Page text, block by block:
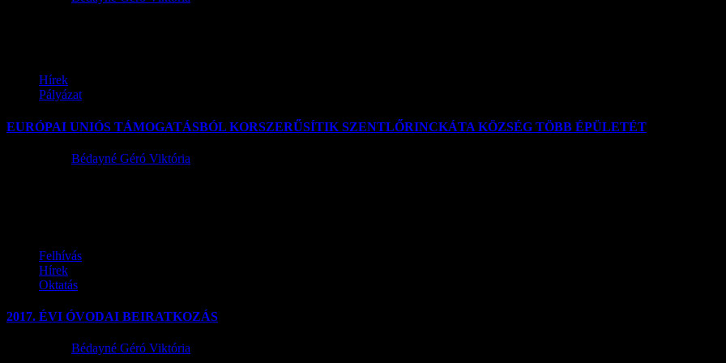
Hírek
Pályázat
EURÓPAI UNIÓS TÁMOGATÁSBÓL KORSZERŰSÍTIK SZENTLŐRINCKÁTA KÖZSÉG TÖBB ÉPÜLETÉT
Bédayné Géró Viktória
Felhívás
Hírek
Oktatás
2017. ÉVI ÓVODAI BEIRATKOZÁS
Bédayné Géró Viktória